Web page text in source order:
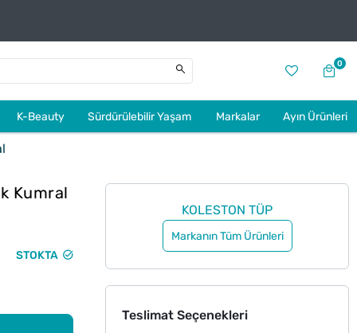
0
K-Beauty Sürdürülebilir Yaşam Markalar Ayın Ürünleri
Kumral
STOKTA
KOLESTON TÜP
Markanın Tüm Ürünleri
Teslimat Seçenekleri